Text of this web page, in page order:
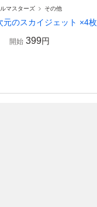
マスターズ その他
元のスカイジェット ×4枚
開始 399円